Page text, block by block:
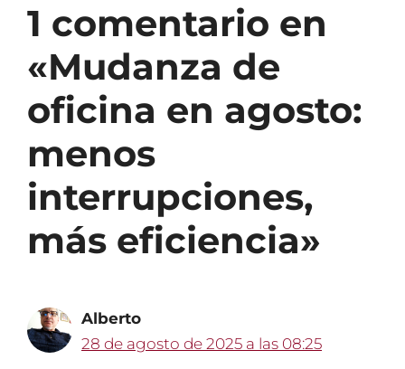
1 comentario en
«Mudanza de
oficina en agosto:
menos
interrupciones,
más eficiencia»
Alberto
28 de agosto de 2025 a las 08:25